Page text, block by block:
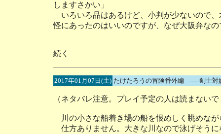
しますさかい」
いろいろ品はあるけど、小判が少ないので
怪にあったのはいいのですが、なぜ大阪弁な
続く
2017年01月07日(土) たけたろうの冒険番外編 ──剣士
（ネタバレ注意。プレイ予定の人は読まない
川の小さな船着き場の船を恨めしく眺めなが
仕方ありません。大きな川なので泳げそう